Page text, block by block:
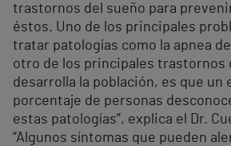
trastornos del sueño para
éstos. Uno de los principales
tratar patologías como la apnea
otro de los principales trastornos
desarrolla la población, es que un
porcentaje de personas
estas patologías”, explica el Dr.
“Algunos síntomas que pueden